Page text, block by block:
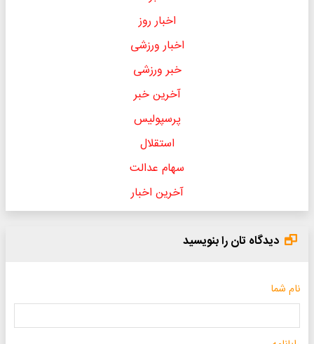
اخبار روز
اخبار ورزشی
خبر ورزشی
آخرین خبر
پرسپولیس
استقلال
سهام عدالت
آخرین اخبار
دیدگاه تان را بنویسید
نام شما